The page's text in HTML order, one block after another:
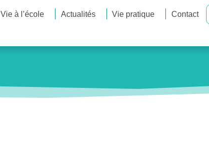
Vie à l’école Actualités Vie pratique Contact